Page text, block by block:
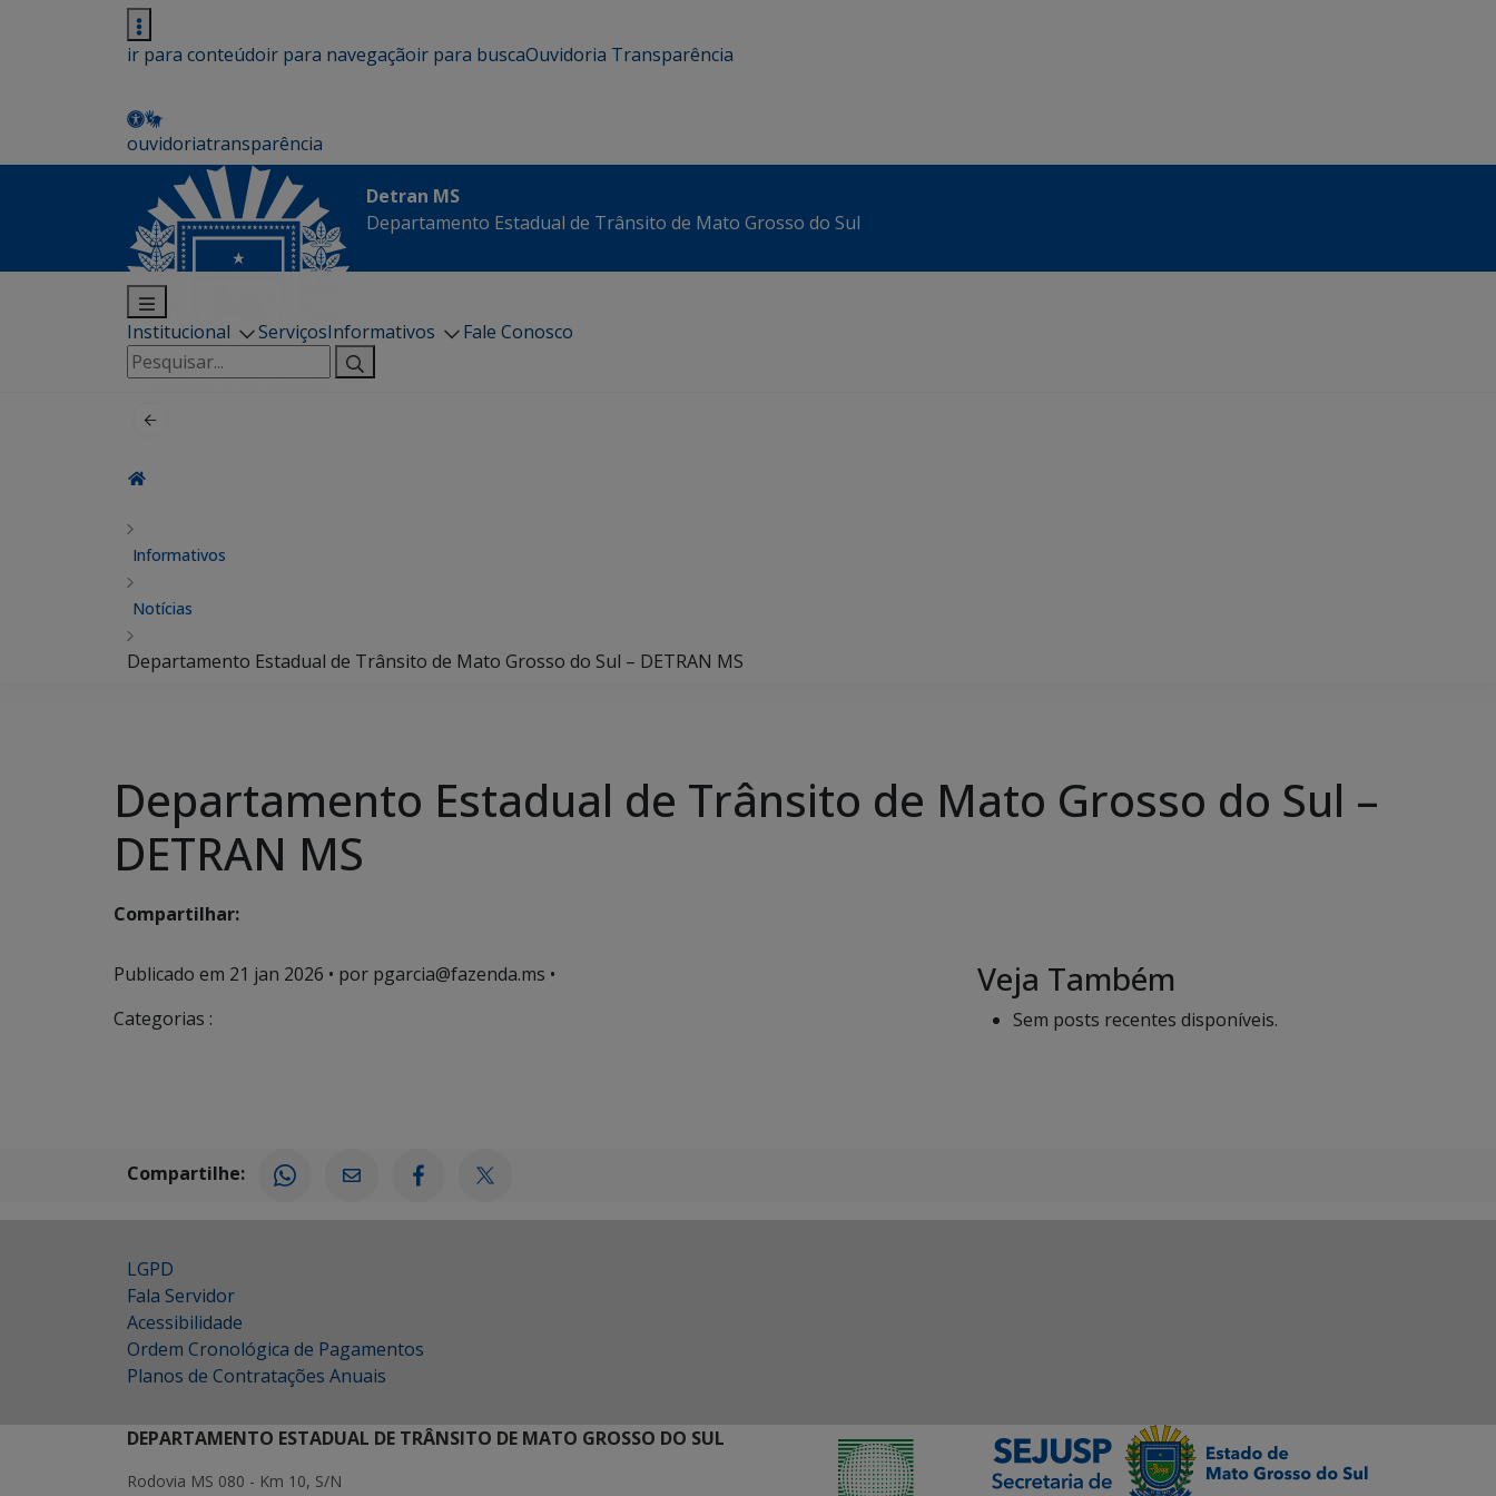
ir para conteúdoir para navegaçãoir para buscaOuvidoria Transparência
ouvidoriatransparência
Detran MS
Departamento Estadual de Trânsito de Mato Grosso do Sul
Institucional ServiçosInformativos
Fale Conosco
Pesquisar
por:
Informativos
Notícias
Departamento Estadual de Trânsito de Mato Grosso do Sul – DETRAN MS
Departamento Estadual de Trânsito de Mato Grosso do Sul –
DETRAN MS
Compartilhar:
Publicado em 21 jan 2026 • por pgarcia@fazenda.ms •
Categorias :
Veja Também
Sem posts recentes disponíveis.
Compartilhe:
LGPD
Fala Servidor
Acessibilidade
Ordem Cronológica de Pagamentos
Planos de Contratações Anuais
DEPARTAMENTO ESTADUAL DE TRÂNSITO DE MATO GROSSO DO SUL
Rodovia MS 080 - Km 10, S/N